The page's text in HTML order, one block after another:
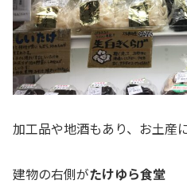
加工品や地酒もあり、お土産
建物の右側がたけゆら食堂